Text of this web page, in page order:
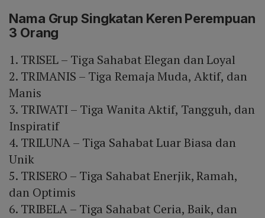
Nama Grup Singkatan Keren Perempuan
3 Orang
1. TRISEL – Tiga Sahabat Elegan dan Loyal
2. TRIMANIS – Tiga Remaja Muda, Aktif, dan
Manis
3. TRIWATI – Tiga Wanita Aktif, Tangguh, dan
Inspiratif
4. TRILUNA – Tiga Sahabat Luar Biasa dan
Unik
5. TRISERO – Tiga Sahabat Enerjik, Ramah,
dan Optimis
6. TRIBELA – Tiga Sahabat Ceria, Baik, dan